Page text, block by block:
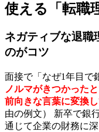
使える「転職
ネガティブな退職
のがコツ
面接で「なぜ1年目で
ノルマがきつかった
前向きな言葉に変換
由の例文） 新卒で銀
通じて企業の財務に